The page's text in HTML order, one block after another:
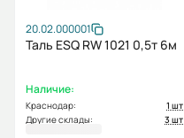
20.02.000001
Таль ESQ RW 1021 0,5т 6м
Наличие:
Краснодар:
1 шт
Другие склады:
3 шт